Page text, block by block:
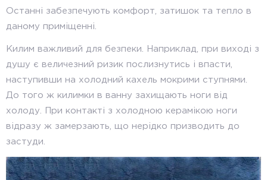
Останні забезпечують комфорт, затишок та тепло в
даному приміщенні.
Килим важливий для безпеки. Наприклад, при виході з
душу є величезний ризик послизнутись і впасти,
наступивши на холодний кахель мокрими ступнями.
До того ж килимки в ванну захищають ноги від
холоду. При контакті з холодною керамікою ноги
відразу ж замерзають, що нерідко призводить до
застуди.